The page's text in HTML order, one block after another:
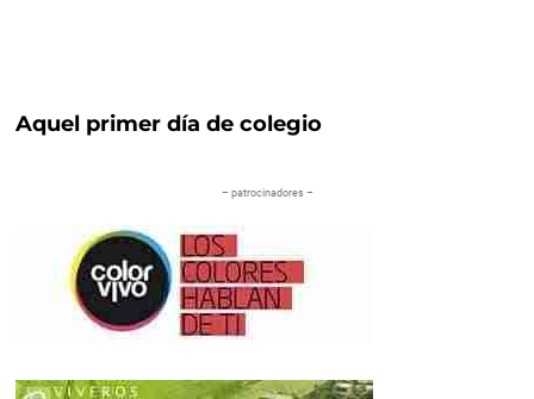
Aquel primer día de colegio
– patrocinadores –